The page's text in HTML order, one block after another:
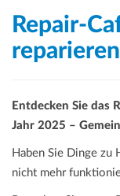
Repair-
reparieren
Entdecken Sie das
Jahr 2025 –
Haben Sie Dinge zu
nicht mehr